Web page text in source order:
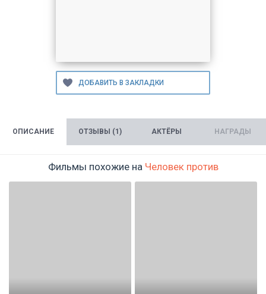
ОПИСАНИЕ ОТЗЫВЫ (1) АКТЁРЫ НАГРАДЫ
Фильмы похожие на Человек против